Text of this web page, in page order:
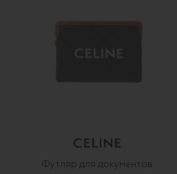
Футляр для документов